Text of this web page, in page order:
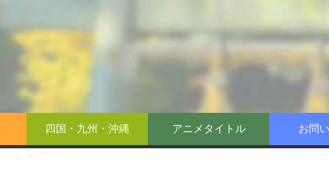
四国・九州・沖縄 アニメタイトル お問